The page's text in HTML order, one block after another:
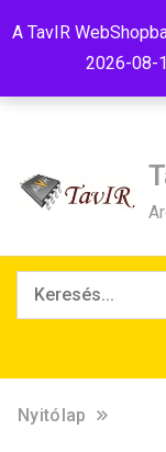
A TavIR
2026-08-
Nyitólap